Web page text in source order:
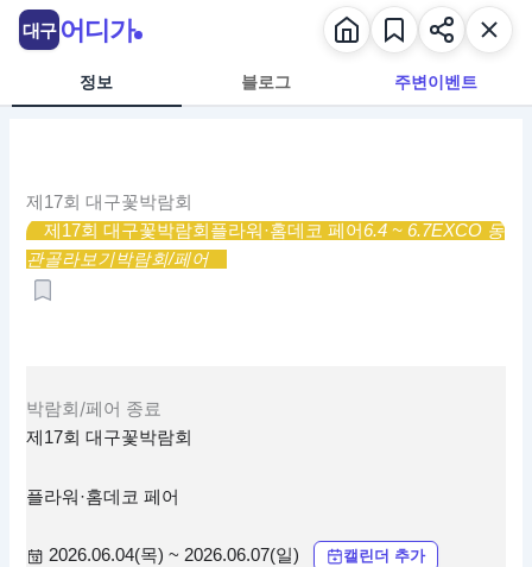
정보 블로그 주변이벤트
제17회 대구꽃박람회
제17회 대구꽃박람회 플라워·홈데코 페어6.4 ~ 6.7EXCO 동
관골라보기박람회/페어
박람회/페어 종료
제17회 대구꽃박람회
플라워·홈데코 페어
2026.06.04(목) ~ 2026.06.07(일) 캘린더 추가
대구 어디가